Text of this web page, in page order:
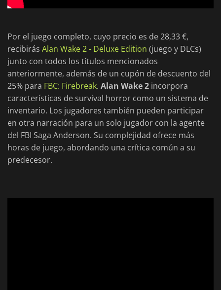
Por el juego completo, cuyo precio es de 28,33 €,
recibirás Alan Wake 2 - Deluxe Edition (juego y DLCs)
junto con todos los títulos mencionados
anteriormente, además de un cupón de descuento del
25% para FBC: Firebreak. Alan Wake 2 incorpora
características de survival horror como un sistema de
inventario. Los jugadores también pueden participar
en otra narración para un solo jugador con la agente
del FBI Saga Anderson. Su complejidad ofrece más
horas de juego, abordando una crítica común a su
predecesor.